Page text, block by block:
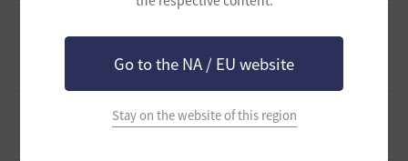
Go to the NA / EU website
Stay on the website of this region
由！基本ソロだけどたまにおしゃべりを楽しんだり(*'ω'*)
【魔弾の射手】で一緒に遊びませんか？
127 oすずo 15 時間前
ギルド【Patera】ギルドメンバー募集中！ 初心
者復帰者歓迎！！